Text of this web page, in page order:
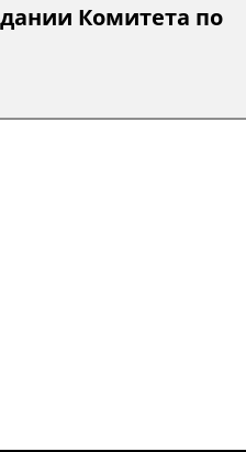
Комитета по